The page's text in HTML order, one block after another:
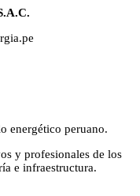
energético peruano.
y profesionales de los
e infraestructura.